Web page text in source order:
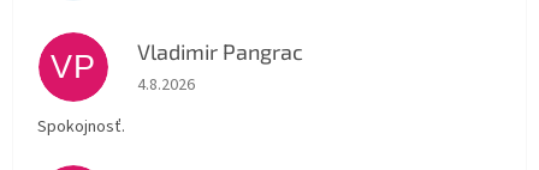
VP Vladimir Pangrac
Hodnotenie obchodu je 5 z 5 hviezdičiek.
4.8.2026
Spokojnosť.